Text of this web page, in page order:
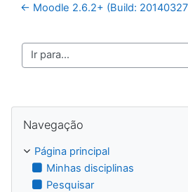
← Moodle 2.6.2+ (Build:
Ir para...
Navegação
Página principal
Minhas disciplinas
Pesquisar